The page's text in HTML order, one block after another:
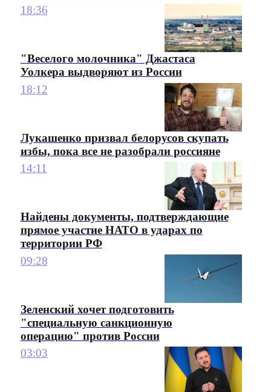
18:36
"Веселого молочника" Джастаса
Уолкера выдворяют из России
18:12
Лукашенко призвал белорусов скупать
избы, пока все не разобрали россияне
14:11
Найдены документы, подтверждающие
прямое участие НАТО в ударах по
территории РФ
09:28
Зеленский хочет подготовить
"специальную санкционную
операцию" против России
03:03